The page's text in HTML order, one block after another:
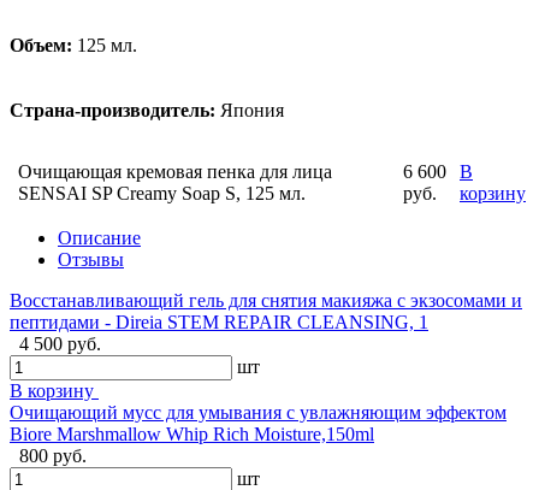
Объем: 125 мл.
Страна-производитель: Япония
Очищающая кремовая пенка для лица
SENSAI SP Creamy Soap S, 125 мл.
6 600
руб.
В
корзину
Описание
Отзывы
Восстанавливающий гель для снятия макияжа с экзосомами и
пептидами - Direia STEM REPAIR CLEANSING, 1
4 500 руб.
шт
В корзину
Очищающий мусс для умывания с увлажняющим эффектом
Biore Marshmallow Whip Rich Moisture,150ml
800 руб.
шт